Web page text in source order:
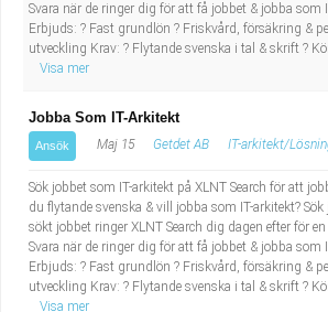
Svara när de ringer dig för att få jobbet & jobba som
Erbjuds: ? Fast grundlön ? Friskvård, försäkring &
utveckling Krav: ? Flytande svenska i tal & skrift ?
Visa mer
Jobba Som IT-Arkitekt
Ansök Maj 15 Getdet AB IT-arkitekt/
Sök jobbet som IT-arkitekt på XLNT Search för att
du flytande svenska & vill jobba som IT-arkitekt?
sökt jobbet ringer XLNT Search dig dagen efter för
Svara när de ringer dig för att få jobbet & jobba som
Erbjuds: ? Fast grundlön ? Friskvård, försäkring &
utveckling Krav: ? Flytande svenska i tal & skrift ?
Visa mer